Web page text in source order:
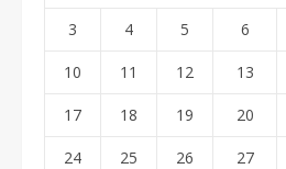
3 4 5 6
10 11 12 13
17 18 19 20
24 25 26 27